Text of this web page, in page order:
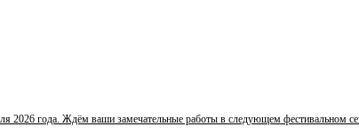
2026 года. Ждём ваши замечательные работы в следующем фестивальном